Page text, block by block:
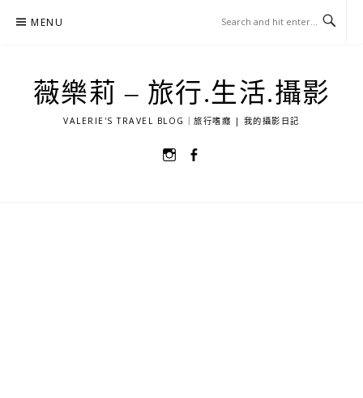
MENU
薇樂莉 – 旅行.生活.攝影
VALERIE'S TRAVEL BLOG｜旅行嗜癮 | 我的攝影日記
選